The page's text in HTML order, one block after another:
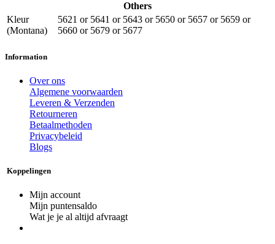
Others
Kleur
(Montana)
5621 or 5641 or 5643 or 5650 or 5657 or 5659 or
5660 or 5679 or 5677
Information
Over ons
Algemene voorwaarden
Leveren & Verzenden
Retourneren
Betaalmethoden
Privacybeleid
Blogs
Koppelingen
Mijn account
Mijn puntensaldo
Wat je je al altijd afvraagt